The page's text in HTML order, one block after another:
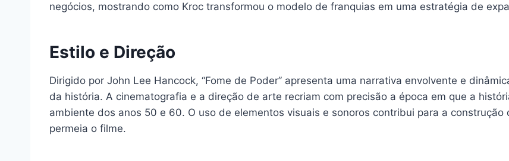
negócios, mostrando como Kroc transformou o modelo de franquias em uma estratégia de
Estilo e Direção
Dirigido por John Lee Hancock, “Fome de Poder” apresenta uma narrativa envolvente e
da história. A cinematografia e a direção de arte recriam com precisão a época em que a
ambiente dos anos 50 e 60. O uso de elementos visuais e sonoros contribui para a
permeia o filme.